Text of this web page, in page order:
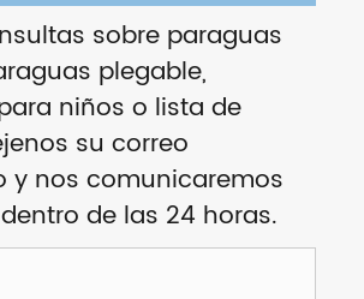
sobre paraguas
plegable,
niños o lista de
su correo
y nos comunicaremos
de las 24 horas.